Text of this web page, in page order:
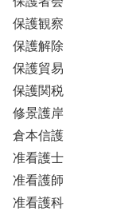
保護観察
保護解除
保護貿易
保護関税
修景護岸
倉本信護
准看護士
准看護師
准看護科